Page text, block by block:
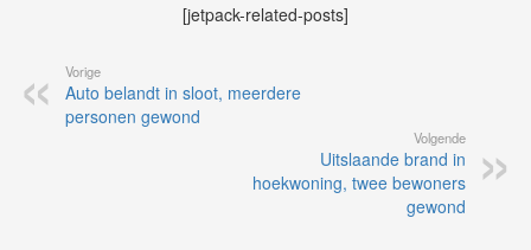
[jetpack-related-posts]
Vorige
Auto belandt in sloot, meerdere
personen gewond
Volgende
Uitslaande brand in
hoekwoning, twee bewoners
gewond